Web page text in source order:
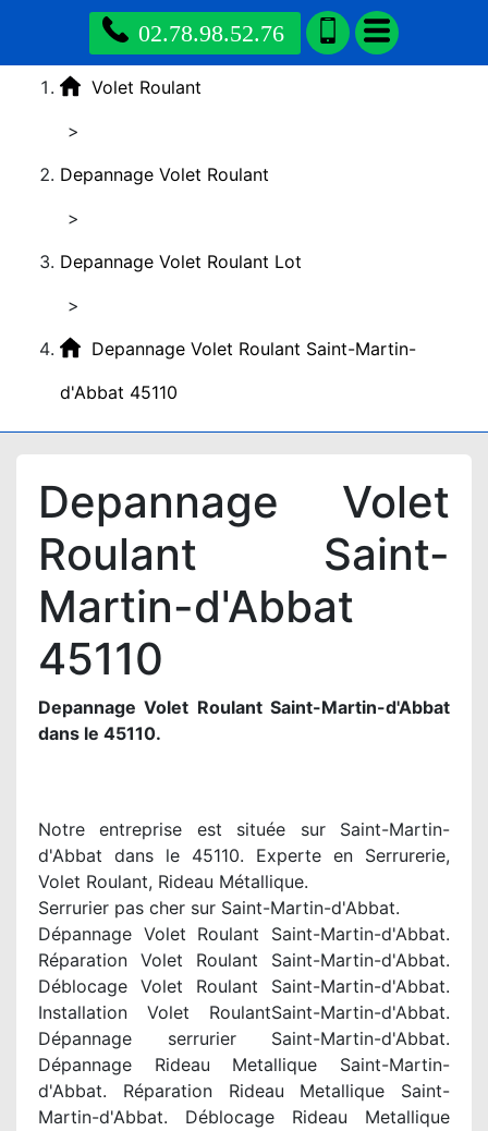
02.78.98.52.76
Volet Roulant
>
Depannage Volet Roulant
>
Depannage Volet Roulant Lot
>
Depannage Volet Roulant Saint-Martin-
d'Abbat 45110
Depannage Volet
Roulant Saint-
Martin-d'Abbat
45110
Depannage Volet Roulant Saint-Martin-d'Abbat
dans le 45110.
Notre entreprise est située sur Saint-Martin-
d'Abbat dans le 45110. Experte en Serrurerie,
Volet Roulant, Rideau Métallique.
Serrurier pas cher sur Saint-Martin-d'Abbat.
Dépannage Volet Roulant Saint-Martin-d'Abbat.
Réparation Volet Roulant Saint-Martin-d'Abbat.
Déblocage Volet Roulant Saint-Martin-d'Abbat.
Installation Volet RoulantSaint-Martin-d'Abbat.
Dépannage serrurier Saint-Martin-d'Abbat.
Dépannage Rideau Metallique Saint-Martin-
d'Abbat. Réparation Rideau Metallique Saint-
Martin-d'Abbat. Déblocage Rideau Metallique